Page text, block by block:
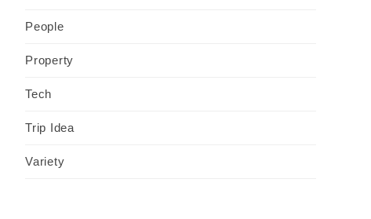
People
Property
Tech
Trip Idea
Variety